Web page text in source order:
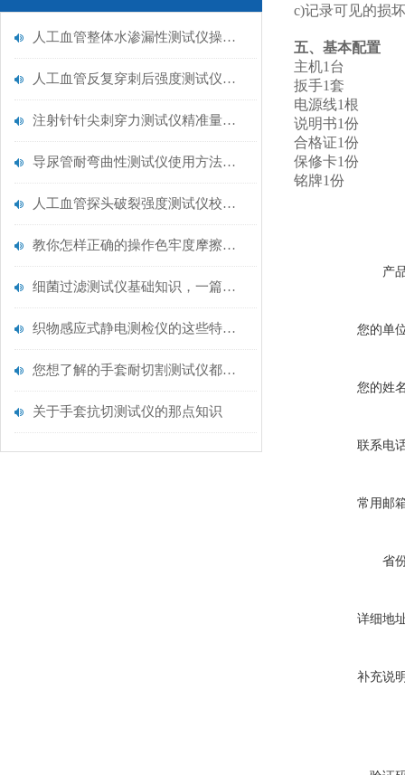
人工血管整体水渗漏性测试仪操作中最容易出错的步骤
人工血管反复穿刺后强度测试仪是什么？透析患者的“生命管“质量靠它把关！
注射针针尖刺穿力测试仪精准量化针尖锋利度，构筑临床安全防线
导尿管耐弯曲性测试仪使用方法与操作规范
人工血管探头破裂强度测试仪校准规范：精准赋能医疗安全的技术基准
教你怎样正确的操作色牢度摩擦测试机
细菌过滤测试仪基础知识，一篇搞定
织物感应式静电测检仪的这些特点很少有人都知道
您想了解的手套耐切割测试仪都在这里了
关于手套抗切测试仪的那点知识
c)记录可见的损
五、基本配置
主机1台
扳手1套
电源线1根
说明书1份
合格证1份
保修卡1份
铭牌1份
产
您的单
您的姓
联系电
常用邮
省
详细地
补充说